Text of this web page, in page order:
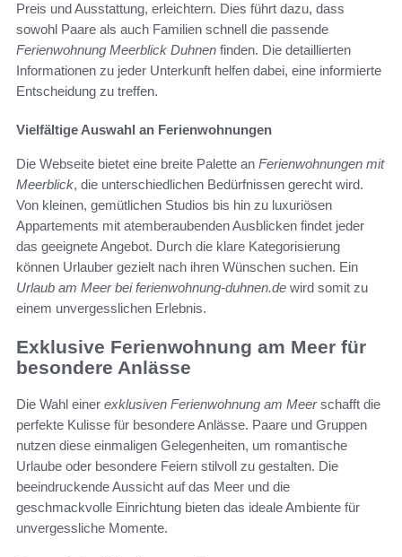
Preis und Ausstattung, erleichtern. Dies führt dazu, dass
sowohl Paare als auch Familien schnell die passende
Ferienwohnung Meerblick Duhnen finden. Die detaillierten
Informationen zu jeder Unterkunft helfen dabei, eine informierte
Entscheidung zu treffen.
Vielfältige Auswahl an Ferienwohnungen
Die Webseite bietet eine breite Palette an Ferienwohnungen mit
Meerblick, die unterschiedlichen Bedürfnissen gerecht wird.
Von kleinen, gemütlichen Studios bis hin zu luxuriösen
Appartements mit atemberaubenden Ausblicken findet jeder
das geeignete Angebot. Durch die klare Kategorisierung
können Urlauber gezielt nach ihren Wünschen suchen. Ein
Urlaub am Meer bei ferienwohnung-duhnen.de wird somit zu
einem unvergesslichen Erlebnis.
Exklusive Ferienwohnung am Meer für
besondere Anlässe
Die Wahl einer exklusiven Ferienwohnung am Meerschafft die
perfekte Kulisse für besondere Anlässe. Paare und Gruppen
nutzen diese einmaligen Gelegenheiten, um romantische
Urlaube oder besondere Feiern stilvoll zu gestalten. Die
beeindruckende Aussicht auf das Meer und die
geschmackvolle Einrichtung bieten das ideale Ambiente für
unvergessliche Momente.